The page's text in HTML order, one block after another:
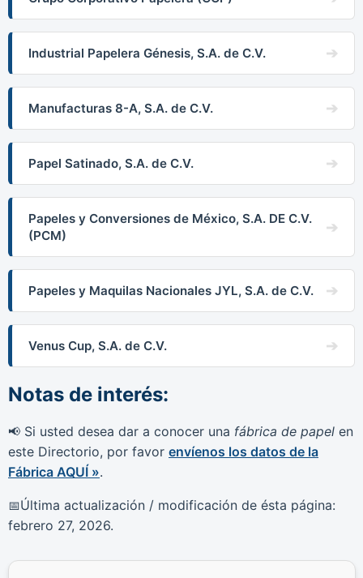
Industrial Papelera Génesis, S.A. de C.V.
Manufacturas 8-A, S.A. de C.V.
Papel Satinado, S.A. de C.V.
Papeles y Conversiones de México, S.A. DE C.V.
(PCM)
Papeles y Maquilas Nacionales JYL, S.A. de C.V.
Venus Cup, S.A. de C.V.
Notas de interés:
📢 Si usted desea dar a conocer una fábrica de papel en
este Directorio, por favor envíenos los datos de la
Fábrica AQUÍ ».
📅Última actualización / modificación de ésta página:
febrero 27, 2026.